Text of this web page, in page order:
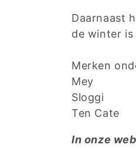
:
Daarnaast
de winter
Merken
Mey
Sloggi
Ten Cate
In onze